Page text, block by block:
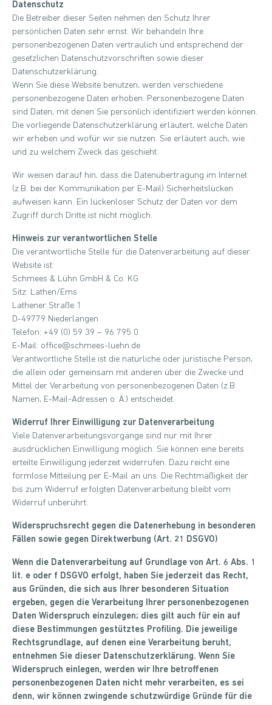
Datenschutz
Die Betreiber dieser Seiten nehmen den Schutz Ihrer
persönlichen Daten sehr ernst. Wir behandeln Ihre
personenbezogenen Daten vertraulich und entsprechend der
gesetzlichen Datenschutzvorschriften sowie dieser
Datenschutzerklärung.
Wenn Sie diese Website benutzen, werden verschiedene
personenbezogene Daten erhoben. Personenbezogene Daten
sind Daten, mit denen Sie persönlich identifiziert werden können.
Die vorliegende Datenschutzerklärung erläutert, welche Daten
wir erheben und wofür wir sie nutzen. Sie erläutert auch, wie
und zu welchem Zweck das geschieht.
Wir weisen darauf hin, dass die Datenübertragung im Internet
(z.B. bei der Kommunikation per E-Mail) Sicherheitslücken
aufweisen kann. Ein lückenloser Schutz der Daten vor dem
Zugriff durch Dritte ist nicht möglich.
Hinweis zur verantwortlichen Stelle
Die verantwortliche Stelle für die Datenverarbeitung auf dieser
Website ist:
Schmees & Lühn GmbH & Co. KG
Sitz: Lathen/Ems
Lathener Straße 1
D-49779 Niederlangen
Telefon: +49 (0) 59 39 – 96 795 0
E-Mail: office@schmees-luehn.de
Verantwortliche Stelle ist die natürliche oder juristische Person,
die allein oder gemeinsam mit anderen über die Zwecke und
Mittel der Verarbeitung von personenbezogenen Daten (z.B.
Namen, E-Mail-Adressen o. Ä.) entscheidet.
Widerruf Ihrer Einwilligung zur Datenverarbeitung
Viele Datenverarbeitungsvorgänge sind nur mit Ihrer
ausdrücklichen Einwilligung möglich. Sie können eine bereits
erteilte Einwilligung jederzeit widerrufen. Dazu reicht eine
formlose Mitteilung per E-Mail an uns. Die Rechtmäßigkeit der
bis zum Widerruf erfolgten Datenverarbeitung bleibt vom
Widerruf unberührt.
Widerspruchsrecht gegen die Datenerhebung in besonderen
Fällen sowie gegen Direktwerbung (Art. 21 DSGVO)
Wenn die Datenverarbeitung auf Grundlage von Art. 6 Abs. 1
lit. e oder f DSGVO erfolgt, haben Sie jederzeit das Recht,
aus Gründen, die sich aus Ihrer besonderen Situation
ergeben, gegen die Verarbeitung Ihrer personenbezogenen
Daten Widerspruch einzulegen; dies gilt auch für ein auf
diese Bestimmungen gestütztes Profiling. Die jeweilige
Rechtsgrundlage, auf denen eine Verarbeitung beruht,
entnehmen Sie dieser Datenschutzerklärung. Wenn Sie
Widerspruch einlegen, werden wir Ihre betroffenen
personenbezogenen Daten nicht mehr verarbeiten, es sei
denn, wir können zwingende schutzwürdige Gründe für die